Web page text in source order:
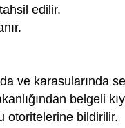
edilir.
ve karasularında
belgeli
otoritelerine bildirilir.